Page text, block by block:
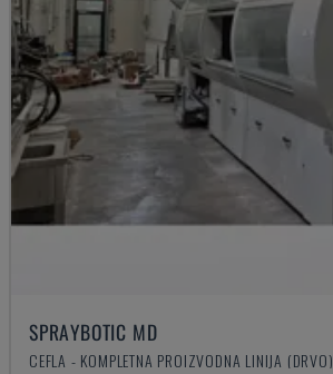
SPRAYBOTIC MD
CEFLA - KOMPLETNA PROIZVODNA LINIJA (DRVO)